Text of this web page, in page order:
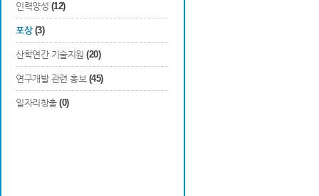
인력양성 (12)
포상 (3)
산학연간 기술지원 (20)
연구개발 관련 홍보 (45)
일자리창출 (0)